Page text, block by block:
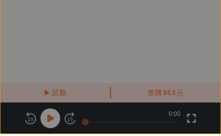
試聽 單購363 元
這本作品透過豐富的生活案例揭示了微小事物如何在我
們的日常中產生巨大影響。當我們更能理解微觀與宏觀
之間的聯繫，我們便更有機會逮住關鍵的蒼蠅為自己創
造幸運。——《開箱臺灣史》作者／吳宜蓉
關於鏡好聽
商務合作 付費條款 會員條款
15 15
0:00